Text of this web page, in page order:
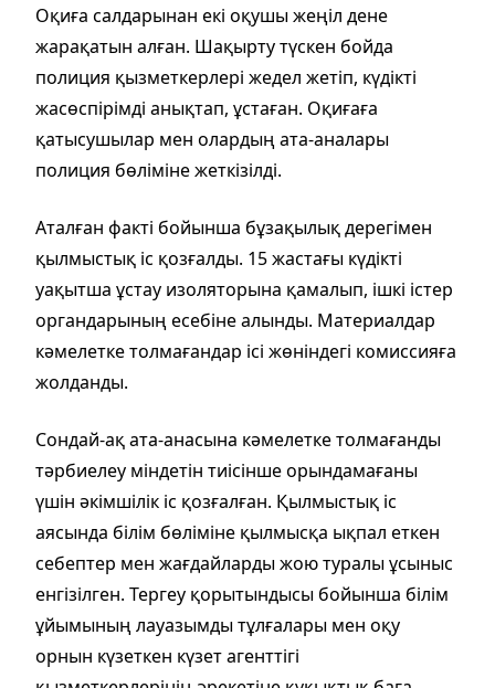
Оқиға салдарынан екі оқушы жеңіл дене
жарақатын алған. Шақырту түскен бойда
полиция қызметкерлері жедел жетіп, күдікті
жасөспірімді анықтап, ұстаған. Оқиғаға
қатысушылар мен олардың ата-аналары
полиция бөліміне жеткізілді.
Аталған факті бойынша бұзақылық дерегімен
қылмыстық іс қозғалды. 15 жастағы күдікті
уақытша ұстау изоляторына қамалып, ішкі істер
органдарының есебіне алынды. Материалдар
кәмелетке толмағандар ісі жөніндегі комиссияға
жолданды.
Сондай-ақ ата-анасына кәмелетке толмағанды
тәрбиелеу міндетін тиісінше орындамағаны
үшін әкімшілік іс қозғалған. Қылмыстық іс
аясында білім бөліміне қылмысқа ықпал еткен
себептер мен жағдайларды жою туралы ұсыныс
енгізілген. Тергеу қорытындысы бойынша білім
ұйымының лауазымды тұлғалары мен оқу
орнын күзеткен күзет агенттігі